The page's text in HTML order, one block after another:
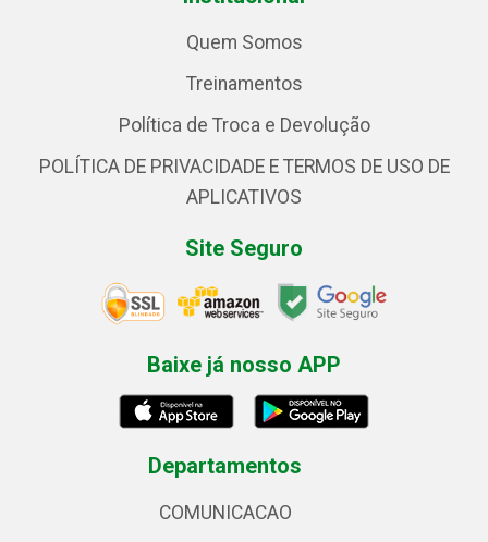
Quem Somos
Treinamentos
Política de Troca e Devolução
POLÍTICA DE PRIVACIDADE E TERMOS DE USO DE
APLICATIVOS
Site Seguro
Baixe já nosso APP
Departamentos
COMUNICACAO